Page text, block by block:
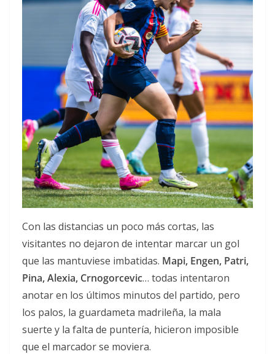
Con las distancias un poco más cortas, las
visitantes no dejaron de intentar marcar un gol
que las mantuviese imbatidas. Mapi, Engen, Patri,
Pina, Alexia, Crnogorcevic… todas intentaron
anotar en los últimos minutos del partido, pero
los palos, la guardameta madrileña, la mala
suerte y la falta de puntería, hicieron imposible
que el marcador se moviera.